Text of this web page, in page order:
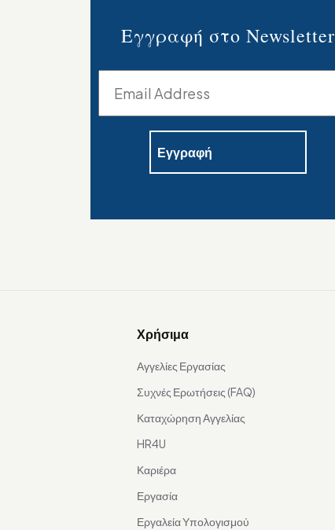
Εγγραφή στο Newsletter
Χρήσιμα
Αγγελίες Εργασίας
Συχνές Ερωτήσεις (FAQ)
Καταχώρηση Αγγελίας
HR4U
Καριέρα
Εργασία
Εργαλεία Υπολογισμού